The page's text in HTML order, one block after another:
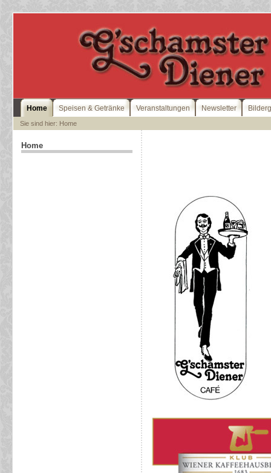
Home Speisen & Getränke Veranstaltungen Newsletter
Sie sind hier: Home
Home